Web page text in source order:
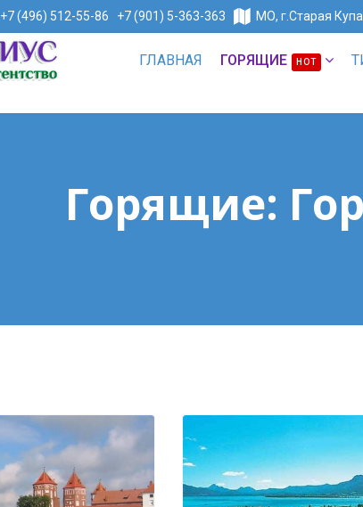
+7 (496) 512-55-86 +7 (901) 5-363-363 МО, г.Старая
ГЛАВНАЯ ГОРЯЩИЕ HOT
Горящие: